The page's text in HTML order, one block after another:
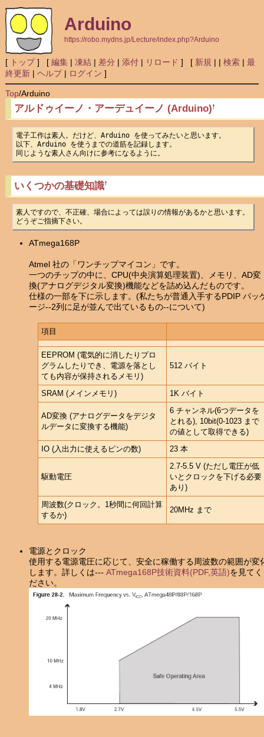
Arduino
https://robo.mydns.jp/Lecture/index.php?Arduino
[ トップ] [ 編集| 凍結 | 差分 | 添付| リロード ] [ 新規 | | 検索| 最
終更新| ヘルプ| ログイン ]
Top/Arduino
アルドゥイーノ・アーデュイーノ (Arduino)†
電子工作は素人。だけど、Arduino を使ってみたいと思います。
以下、Arduino を使うまでの道筋を記録します。
同じような素人さん向けに参考になるように。
いくつかの基礎知識†
素人ですので、不正確、場合によっては誤りの情報があるかと思います。
どうぞご指摘下さい。
ATmega168P
Atmel 社の「ワンチップマイコン」です。
一つのチップの中に、CPU(中央演算処理装置)、メモリ、AD変
換(アナログデジタル変換)機能などを詰め込んだものです。
仕様の一部を下に示します。(私たちが普通入手するPDIP パッ
ージ--2列に足が並んで出ているもの--について)
項目
EEPROM (電気的に消したりプロ
グラムしたりでき、電源を落とし
ても内容が保持されるメモリ)
512 バイト
SRAM (メインメモリ) 1K バイト
AD変換 (アナログデータをデジタ
ルデータに変換する機能)
6 チャンネル(6つデータを
とれる), 10bit(0-1023 まで
の値として取得できる)
IO (入出力に使えるピンの数)
23 本
駆動電圧
2.7-5.5 V (ただし電圧が低
いとクロックを下げる必要
あり)
周波数(クロック。1秒間に何回計算
するか)
20MHz まで
電源とクロック
使用する電源電圧に応じて、安全に稼働する周波数の範囲が変
します。詳しくは--- ATmega168P技術資料(PDF,英語)を見てく
ださい。